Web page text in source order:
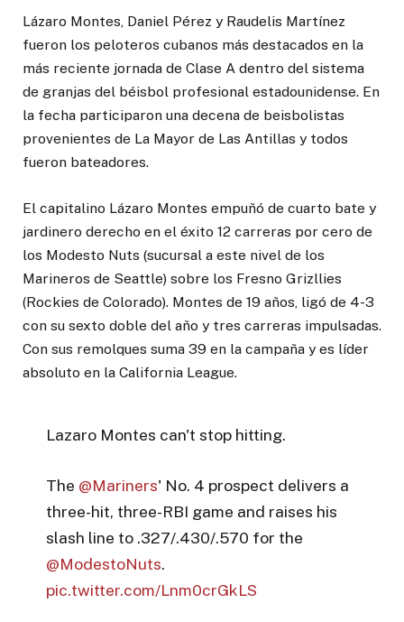
Lázaro Montes, Daniel Pérez y Raudelis Martínez
fueron los peloteros cubanos más destacados en la
más reciente jornada de Clase A dentro del sistema
de granjas del béisbol profesional estadounidense. En
la fecha participaron una decena de beisbolistas
provenientes de La Mayor de Las Antillas y todos
fueron bateadores.
El capitalino Lázaro Montes empuñó de cuarto bate y
jardinero derecho en el éxito 12 carreras por cero de
los Modesto Nuts (sucursal a este nivel de los
Marineros de Seattle) sobre los Fresno Grizllies
(Rockies de Colorado). Montes de 19 años, ligó de 4-3
con su sexto doble del año y tres carreras impulsadas.
Con sus remolques suma 39 en la campaña y es líder
absoluto en la California League.
Lazaro Montes can't stop hitting.
The @Mariners' No. 4 prospect delivers a
three-hit, three-RBI game and raises his
slash line to .327/.430/.570 for the
@ModestoNuts.
pic.twitter.com/Lnm0crGkLS